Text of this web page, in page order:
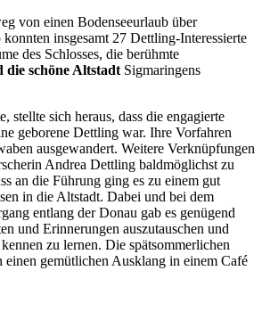
von einen Bodenseeurlaub über
insgesamt 27 Dettling-Interessierte
des Schlosses, die berühmte
die schöne Altstadt Sigmaringens
stellte sich heraus, dass die engagierte
geborene Dettling war. Ihre Vorfahren
ausgewandert. Weitere Verknüpfungen
Andrea Dettling baldmöglichst zu
an die Führung ging es zu einem gut
in die Altstadt. Dabei und bei dem
entlang der Donau gab es genügend
und Erinnerungen auszutauschen und
zu lernen. Die spätsommerlichen
einen gemütlichen Ausklang in einem Café